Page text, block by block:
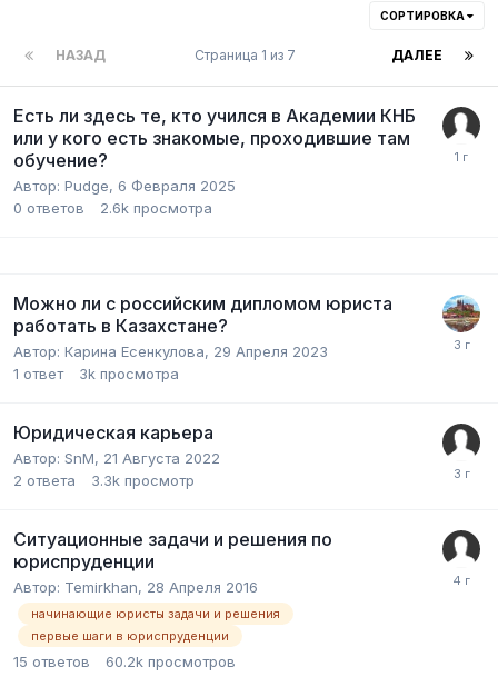
СОРТИРОВКА
НАЗАД ДАЛЕЕ
Страница 1 из 7
Есть ли здесь те, кто учился в Академии КНБ
или у кого есть знакомые, проходившие там
обучение?
Автор: Pudge, 6 Февраля 2025
0 ответов 2.6k просмотра
Можно ли с российским дипломом юриста
работать в Казахстане?
Автор: Карина Есенкулова, 29 Апреля 2023
1 ответ 3k просмотра
Юридическая карьера
Автор: SnM, 21 Августа 2022
2 ответа 3.3k просмотр
Ситуационные задачи и решения по
юриспруденции
Автор: Temirkhan, 28 Апреля 2016
начинающие юристы задачи и решения
первые шаги в юриспруденции
15 ответов 60.2k просмотров